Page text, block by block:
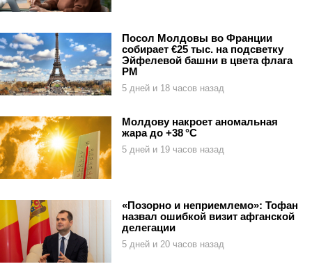
Посол Молдовы во Франции
собирает €25 тыс. на подсветку
Эйфелевой башни в цвета флага
РМ
5 дней и 18 часов назад
Молдову накроет аномальная
жара до +38 °C
5 дней и 19 часов назад
«Позорно и неприемлемо»: Тофан
назвал ошибкой визит афганской
делегации
5 дней и 20 часов назад